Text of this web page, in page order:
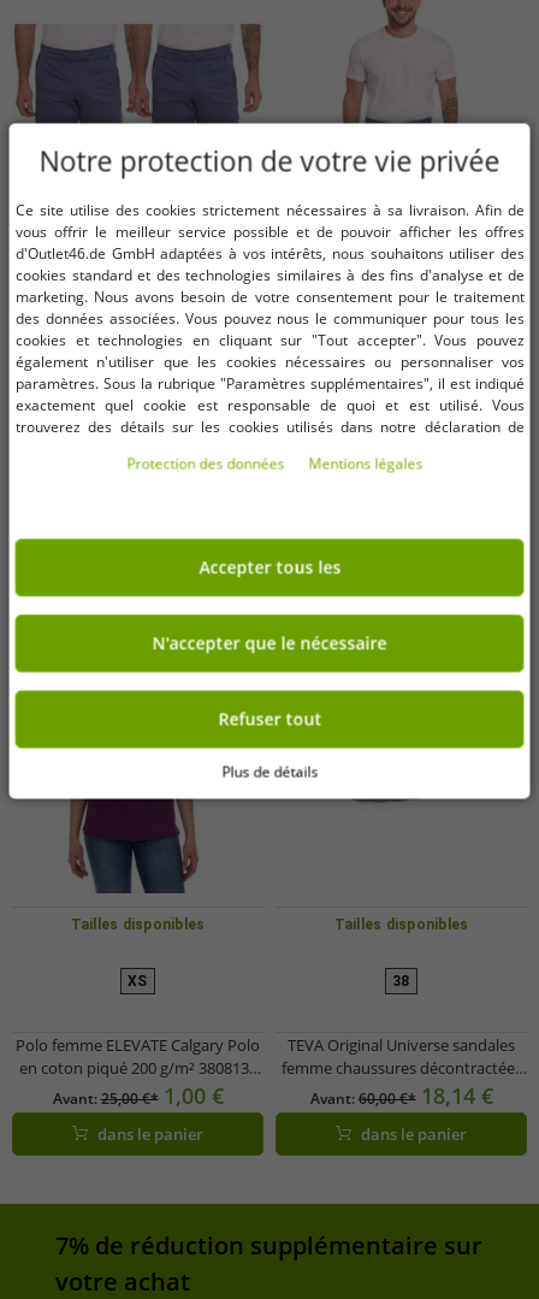
Tailles disponibles
S
Lot de 2 shorts polaire homme
THE NORTH FACE Mountain
avec poches latérales,
Tailles disponibles
S
THE NORTH FACE Mountain
Athletics short polaire pour
avec poches latérales
Tailles disponibles
XS
Polo femme ELEVATE Calgary Polo
en coton piqué 200 g/m² 3808138
Violet
Avant:25,00 €* 1,00 €
dans le panier
Tailles disponibles
38
TEVA Original Universe sandales
femme chaussures décontractées
légères scintillantes
1135370/PMML argent/rose/gris
Avant:60,00 €* 18,14 €
dans le panier
7% de réduction supplémentaire sur
votre achat
Notre protection de votre vie privée
Ce site utilise des cookies strictement nécessaires à sa livraison. Afin de
vous offrir le meilleur service possible et de pouvoir afficher les offres
d'Outlet46.de GmbH adaptées à vos intérêts, nous souhaitons utiliser des
cookies standard et des technologies similaires à des fins d'analyse et de
marketing. Nous avons besoin de votre consentement pour le traitement
des données associées. Vous pouvez nous le communiquer pour tous les
cookies et technologies en cliquant sur "Tout accepter". Vous pouvez
également n'utiliser que les cookies nécessaires ou personnaliser vos
paramètres. Sous la rubrique "Paramètres supplémentaires", il est indiqué
exactement quel cookie est responsable de quoi et est utilisé. Vous
trouverez des détails sur les cookies utilisés dans notre déclaration de
consentement à tout moment. Les coordonnées se trouvent dans les
Protection des données Mentions légales
Accepter tous les
N'accepter que le nécessaire
Refuser tout
Plus de détails